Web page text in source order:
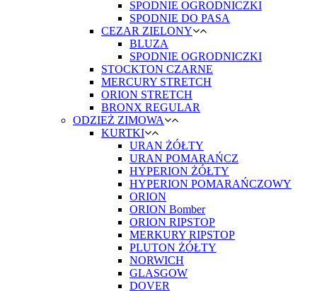
SPODNIE OGRODNICZKI
SPODNIE DO PASA
CEZAR ZIELONY
BLUZA
SPODNIE OGRODNICZKI
STOCKTON CZARNE
MERCURY STRETCH
ORION STRETCH
BRONX REGULAR
ODZIEŻ ZIMOWA
KURTKI
URAN ŻÓŁTY
URAN POMARAŃCZ
HYPERION ŻÓŁTY
HYPERION POMARAŃCZOWY
ORION
ORION Bomber
ORION RIPSTOP
MERKURY RIPSTOP
PLUTON ŻÓŁTY
NORWICH
GLASGOW
DOVER